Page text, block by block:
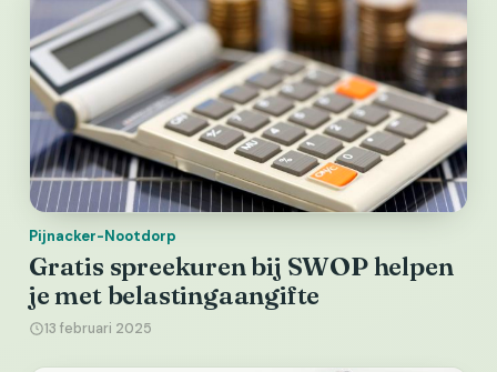
Pijnacker-Nootdorp
Gratis spreekuren bij SWOP helpen
je met belastingaangifte
13 februari 2025